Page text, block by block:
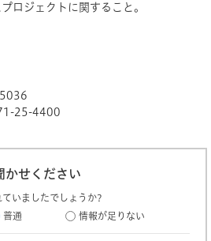
ロジェクトに関すること。
25-4400
かせください
いましたでしょうか?
普通 情報が足りない